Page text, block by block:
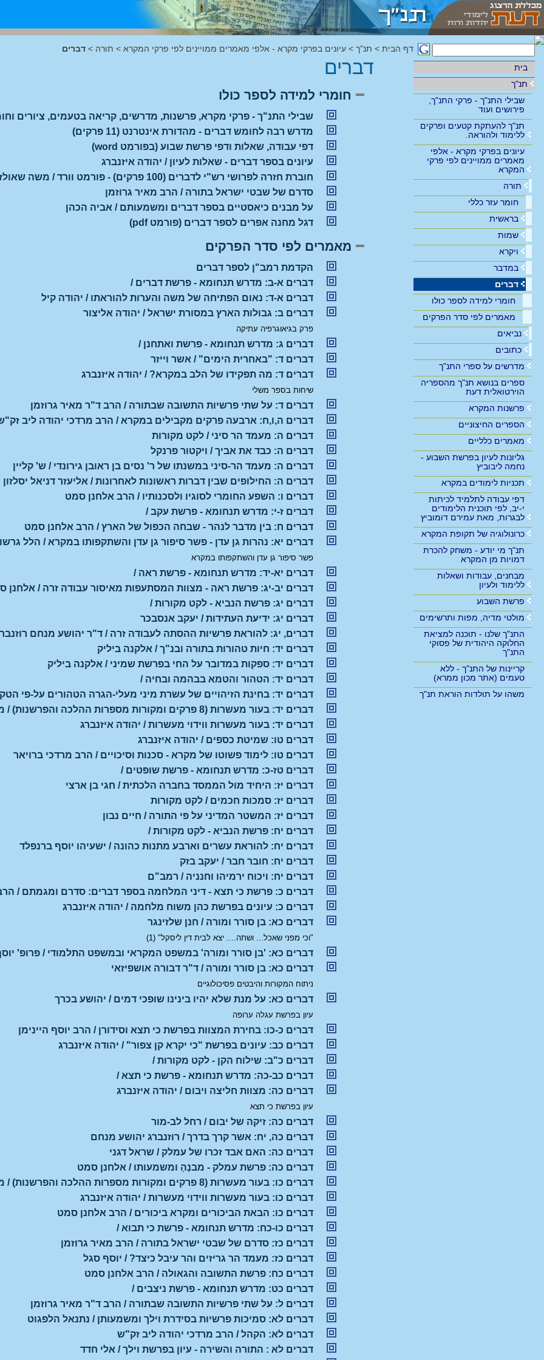
בית
תנ"ך
שבילי התנ"ך - פרקי התנ"ך,
פירושים ועוד
תנ"ך להעתקת קטעים ופרקים
ללימוד ולהוראה.
עיונים בפרקי מקרא - אלפי
מאמרים ממויינים לפי פרקי
המקרא
תורה
חומר עזר כללי
בראשית
שמות
ויקרא
במדבר
דברים
חומרי למידה לספר כולו
מאמרים לפי סדר הפרקים
נביאים
כתובים
מדרשים על ספרי התנ"ך
ספרים בנושא תנ"ך מהספריה
הוירטואלית דעת
פרשנות המקרא
הספרים החיצוניים
מאמרים כלליים
גליונות לעיון בפרשת השבוע -
נחמה ליבוביץ
תכניות לימודים במקרא
דפי עבודה לתלמיד לכיתות
י-יב, לפי תוכנית הלימודים
לבגרות, מאת עמירם דומוביץ
כרונולוגיה של תקופת המקרא
תנ"ך מי יודע - משחק להכרת
דמויות מן המקרא
מבחנים, עבודות ושאלות
ללימוד ולעיון
פרשת השבוע
מולטי מדיה, מפות ותרשימים
התנ"ך שלנו - תוכנה למציאת
החלוקה היהודית של פסוקי
התנ"ך
קריינות של התנ"ך - ללא
טעמים (אתר מכון ממרא)
משהו על תולדות הוראת תנ"ך
דף הבית > תנ"ך > עיונים בפרקי מקרא - אלפי מאמרים ממויינים לפי פרקי המקרא > תורה > דברים
דברים
חומרי למידה לספר כולו
שבילי התנ"ך - פרקי מקרא, פרשנות, מדרשים, קריאה בטעמים, ציורים
מדרש רבה לחומש דברים - מהדורת אינטרנט (11 פרקים)
דפי עבודה, שאלות ודפי פרשת שבוע (בפורמט word)
עיונים בספר דברים - שאלות לעיון / יהודה איזנברג
חוברת חזרה לפרושי רש"י לדברים (100 פרקים) - פורמט וורד / משה שאולזון
סדרם של שבטי ישראל בתורה / הרב מאיר גרוזמן
על מבנים כיאסטיים בספר דברים ומשמעותם / אביה הכהן
דגל מחנה אפרים לספר דברים (פורמט pdf)
מאמרים לפי סדר הפרקים
הקדמת רמב"ן לספר דברים
דברים א-ב: מדרש תנחומא - פרשת דברים /
דברים א-ד: נאום הפתיחה של משה והערות להוראתו / יהודה קיל
דברים ב: גבולות הארץ במסורת ישראל / יהודה אליצור
פרק בגיאוגרפיה עתיקה
דברים ג: מדרש תנחומא - פרשת ואתחנן /
דברים ד: "באחרית הימים" / אשר וייזר
דברים ד: מה תפקידו של הלב במקרא? / יהודה איזנברג
שיחות בספר משלי
דברים ד: על שתי פרשיות התשובה שבתורה / הרב ד"ר מאיר גרוזמן
דברים ה,ו,ח: ארבעה פרקים מקבילים במקרא / הרב מרדכי יהודה ליב
דברים ה: מעמד הר סיני / לקט מקורות
דברים ה: כבד את אביך / ויקטור פרנקל
דברים ה: מעמד הר-סיני במשנתו של ר' נסים בן ראובן גירונדי / ש' קליין
דברים ה: החילופים שבין דברות ראשונות לאחרונות / אליעזר דניאל יסלזון
דברים ו: השפע החומרי לסוגיו ולסכנותיו / הרב אלחנן סמט
דברים ז-י: מדרש תנחומא - פרשת עקב /
דברים ח: בין מדבר לנהר - שבחה הכפול של הארץ / הרב אלחנן סמט
דברים יא: נהרות גן עדן - פשר סיפור גן עדן והשתקפותו במקרא / הלל
פשר סיפור גן עדן והשתקפותו במקרא
דברים יא-יד: מדרש תנחומא - פרשת ראה /
דברים יב-יג: פרשת ראה - מצוות המסתעפות מאיסור עבודה זרה / אלחנן
דברים יג: פרשת הנביא - לקט מקורות /
דברים יג: ידיעת העתידות / יעקב אנסבכר
דברים, יג: להוראת פרשיות ההסתה לעבודה זרה / ד"ר יהושע מנחם
דברים יד: חיות טהורות בתורה ובנ"ך / אלקנה ביליק
דברים יד: ספקות במדובר על החי בפרשת שמיני / אלקנה ביליק
דברים יד: הטהור והטמא בבהמה ובחיה /
דברים יד: בחינת הזיהויים של עשרת מיני מעלי-הגרה הטהורים על-פי
דברים יד: בעור מעשרות (8 פרקים ומקורות מספרות ההלכה והפרשנות) / מקורות
דברים יד: בעור מעשרות ווידוי מעשרות / יהודה איזנברג
דברים טו: שמיטת כספים / יהודה איזנברג
דברים טו: לימוד פשוטו של מקרא - סכנות וסיכויים / הרב מרדכי ברויאר
דברים טז-כ: מדרש תנחומא - פרשת שופטים /
דברים יז: היחיד מול הממסד בחברה הלכתית / חגי בן ארצי
דברים יז: סמכות חכמים / לקט מקורות
דברים יז: המשטר המדיני על פי התורה / חיים נבון
דברים יח: פרשת הנביא - לקט מקורות /
דברים יח: להוראת עשרים וארבע מתנות כהונה / ישעיהו יוסף ברנפלד
דברים יח: חובר חבר / יעקב בזק
דברים יח: ויכוח ירמיהו וחנניה / רמב"ם
דברים כ: פרשת כי תצא - דיני המלחמה בספר דברים: סדרם ומגמתם /
דברים כ: עיונים בפרשת כהן משוח מלחמה / יהודה איזנברג
דברים כא: בן סורר ומורה / חנן שלזינגר
"וכי מפני שאכל... ושתה.... יצא לבית דין ליסקל" (1)
דברים כא: 'בן סורר ומורה' במשפט המקראי ובמשפט התלמודי / פרופ'
דברים כא: בן סורר ומורה / ד"ר דבורה אושפיזאי
ניתוח המקורות והיבטים פסיכולוגיים
דברים כא: על מנת שלא יהיו בינינו שופכי דמים / יהושע בכרך
עיון בפרשת עגלה ערופה
דברים כ-כו: בחירת המצוות בפרשת כי תצא וסידורן / הרב יוסף היינימן
דברים כב: עיונים בפרשת "כי יקרא קן צפור" / יהודה איזנברג
דברים כ"ב: שילוח הקן - לקט מקורות /
דברים כב-כה: מדרש תנחומא - פרשת כי תצא /
דברים כה: מצוות חליצה ויבום / יהודה איזנברג
עיון בפרשת כי תצא
דברים כה: זיקה של יבום / רחל לב-מור
דברים כה, יח: אשר קרך בדרך / רוזנברג יהושע מנחם
דברים כה: האם אבד זכרו של עמלק / שראל דגני
דברים כה: פרשת עמלק - מבנֶהָ ומשמעותו / אלחנן סמט
דברים כו: בעור מעשרות (8 פרקים ומקורות מספרות ההלכה והפרשנות) / מקורות
דברים כו: בעור מעשרות ווידוי מעשרות / יהודה איזנברג
דברים כו: הבאת הביכורים ומקרא ביכורים / הרב אלחנן סמט
דברים כו-כח: מדרש תנחומא - פרשת כי תבוא /
דברים כז: סדרם של שבטי ישראל בתורה / הרב מאיר גרוזמן
דברים כז: מעמד הר גריזים והר עיבל כיצד? / יוסף סגל
דברים כח: פרשת התשובה והגאולה / הרב אלחנן סמט
דברים כט: מדרש תנחומא - פרשת ניצבים /
דברים ל: על שתי פרשיות התשובה שבתורה / הרב ד"ר מאיר גרוזמן
דברים לא: סמיכות פרשיות בסידרת וילך ומשמעותן / נתנאל הלפגוט
דברים לא: הקהל / הרב מרדכי יהודה ליב זק"ש
דברים לא : התורה והשירה - עיון בפרשת וילך / אלי חדד